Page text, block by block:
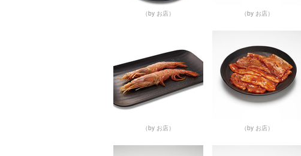
（by お店） （by お店）
（by お店） （by お店）